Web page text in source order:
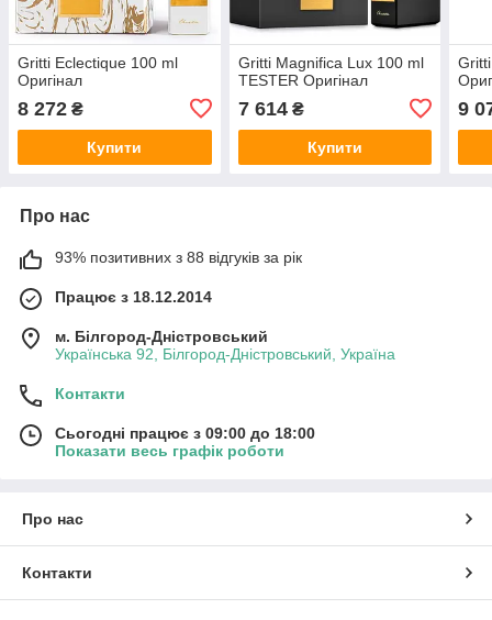
Gritti Eclectique 100 ml
Оригінал
8 272 ₴
Купити
Gritti Magnifica Lux 100 ml
TESTER Оригінал
7 614₴
Купити
9
Про нас
93% позитивних з 88 відгуків за рік
Працює з 18.12.2014
м. Білгород-Дністровський
Українська 92, Білгород-Дністровський, Україна
Контакти
Сьогодні працює з 09:00 до 18:00
Показати весь графік роботи
Про нас
Контакти